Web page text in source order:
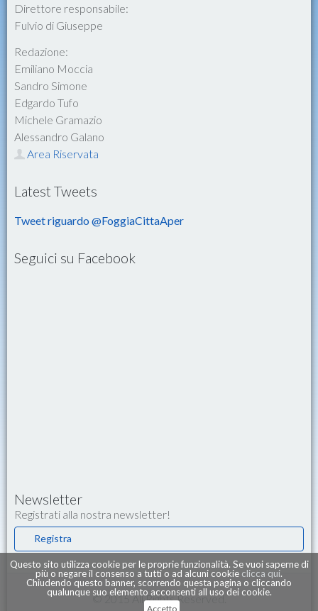
Questo sito utilizza cookie per le proprie funzionalità. Se vuoi saperne di
più o negare il consenso a tutti o ad alcuni cookie clicca qui.
Chiudendo questo banner, scorrendo questa pagina o cliccando
qualunque suo elemento acconsenti all uso dei cookie.
Accetto
Direttore responsabile:
Fulvio di Giuseppe
Redazione:
Emiliano Moccia
Sandro Simone
Edgardo Tufo
Michele Gramazio
Alessandro Galano
Area Riservata
Latest Tweets
Tweet riguardo @FoggiaCittaAper
Seguici su Facebook
Newsletter
Registrati alla nostra newsletter!
Registra
© 2015 All Rights Reserved.